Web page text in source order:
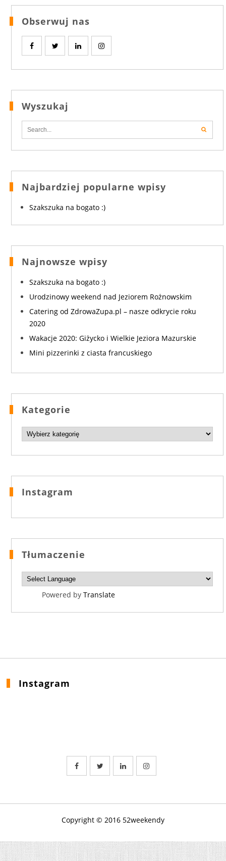
Obserwuj nas
Wyszukaj
Najbardziej popularne wpisy
Szakszuka na bogato :)
Najnowsze wpisy
Szakszuka na bogato :)
Urodzinowy weekend nad Jeziorem Rożnowskim
Catering od ZdrowaZupa.pl – nasze odkrycie roku
2020
Wakacje 2020: Giżycko i Wielkie Jeziora Mazurskie
Mini pizzerinki z ciasta francuskiego
Kategorie
Kategorie
Instagram
Tłumaczenie
Powered by Translate
Instagram
Copyright © 2016 52weekendy